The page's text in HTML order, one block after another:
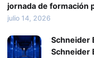
jornada de formación
julio 14, 2026
Schneider
Schneider